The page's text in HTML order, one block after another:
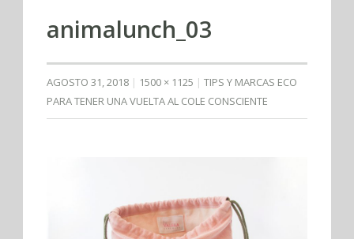
animalunch_03
AGOSTO 31, 2018 1500 × 1125
TIPS Y MARCAS ECO
PARA TENER UNA VUELTA AL COLE CONSCIENTE